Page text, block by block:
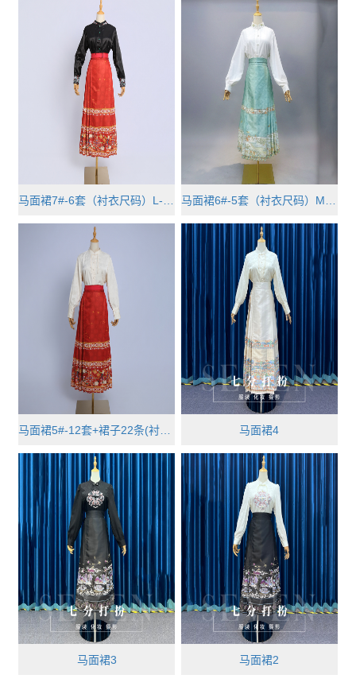
马面裙4
马面裙3 马面裙2